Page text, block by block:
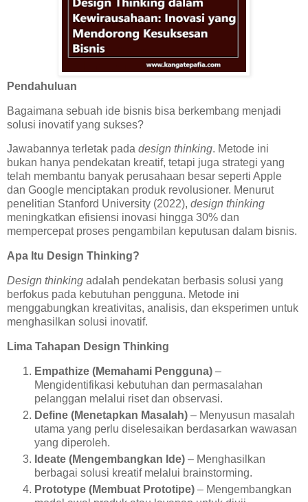
Pendahuluan
Bagaimana sebuah ide bisnis bisa berkembang menjadi
solusi inovatif yang sukses?
Jawabannya terletak pada design thinking. Metode ini
bukan hanya pendekatan kreatif, tetapi juga strategi yang
telah membantu banyak perusahaan besar seperti Apple
dan Google menciptakan produk revolusioner. Menurut
penelitian Stanford University (2022), design thinking
meningkatkan efisiensi inovasi hingga 30% dan
mempercepat proses pengambilan keputusan dalam bisnis.
Apa Itu Design Thinking?
Design thinking adalah pendekatan berbasis solusi yang
berfokus pada kebutuhan pengguna. Metode ini
menggabungkan kreativitas, analisis, dan eksperimen untuk
menghasilkan solusi inovatif.
Lima Tahapan Design Thinking
Empathize (Memahami Pengguna) –
Mengidentifikasi kebutuhan dan permasalahan
pelanggan melalui riset dan observasi.
Define (Menetapkan Masalah) – Menyusun masalah
utama yang perlu diselesaikan berdasarkan wawasan
yang diperoleh.
Ideate (Mengembangkan Ide) – Menghasilkan
berbagai solusi kreatif melalui brainstorming.
Prototype (Membuat Prototipe) – Mengembangkan